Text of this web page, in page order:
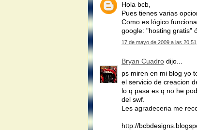
Hola bcb,
Pues tienes varias
Como es lógico
google: "hosting gratis"
17 de mayo de 2009 a las 20:51
Bryan Cuadro dijo...
ps miren en mi blog yo
el servicio de creacion
lo q pasa es q no he
del swf.
Les agradeceria me
http://